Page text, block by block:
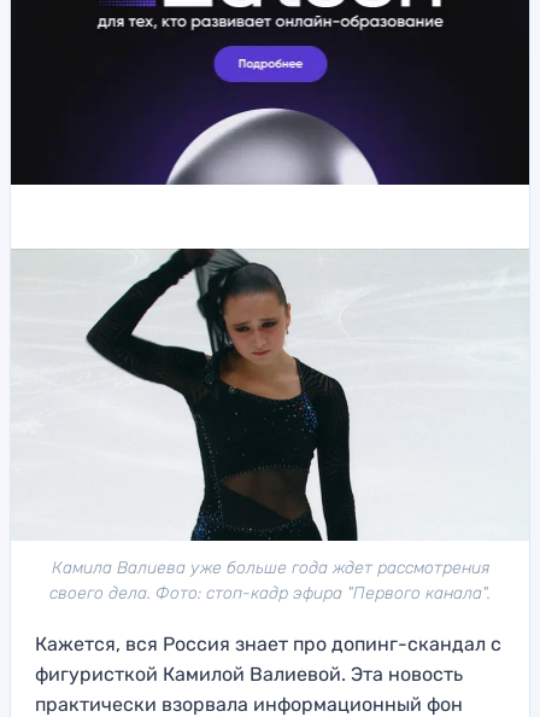
Камила Валиева уже больше года ждет рассмотрения
своего дела. Фото: стоп-кадр эфира "Первого канала".
Кажется, вся Россия знает про допинг-скандал с
фигуристкой Камилой Валиевой. Эта новость
практически взорвала информационный фон